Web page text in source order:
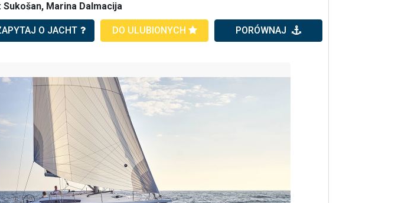
Sukošan, Marina Dalmacija
O JACHT DO ULUBIONYCH PORÓWNAJ